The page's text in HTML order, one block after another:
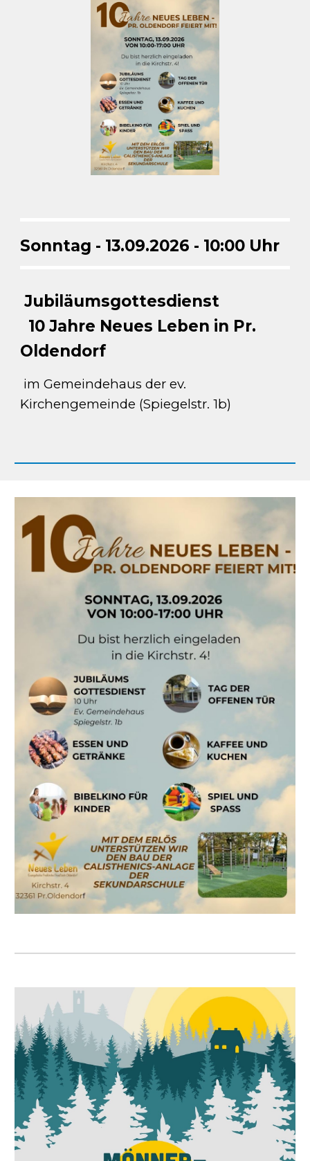
Sonntag - 13.09.2026 - 10:00 Uhr
Jubiläumsgottesdienst
10 Jahre Neues Leben in Pr.
Oldendorf
im Gemeindehaus der ev.
Kirchengemeinde (Spiegelstr. 1b)